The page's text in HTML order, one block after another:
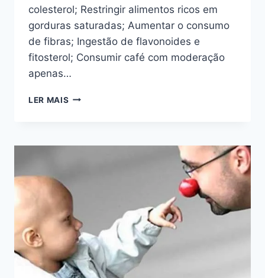
colesterol; Restringir alimentos ricos em
gorduras saturadas; Aumentar o consumo
de fibras; Ingestão de flavonoides e
fitosterol; Consumir café com moderação
apenas…
LER MAIS HIPERCOLESTEROLEMIA